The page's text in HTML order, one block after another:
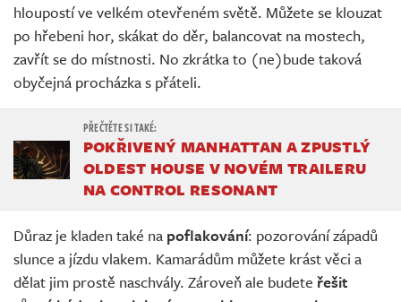
hloupostí ve velkém otevřeném světě. Můžete se klouzat
po hřebeni hor, skákat do děr, balancovat na mostech,
zavřít se do místnosti. No zkrátka to (ne)bude taková
obyčejná procházka s přáteli.
POKŘIVENÝ MANHATTAN A ZPUSTLÝ
OLDEST HOUSE V NOVÉM TRAILERU
NA CONTROL RESONANT
Důraz je kladen také na poflakování: pozorování západů
slunce a jízdu vlakem. Kamarádům můžete krást věci a
dělat jim prostě naschvály. Zároveň ale budete řešit